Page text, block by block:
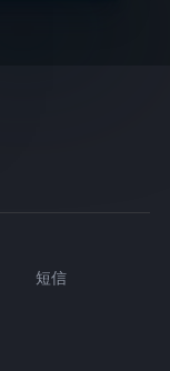
短信